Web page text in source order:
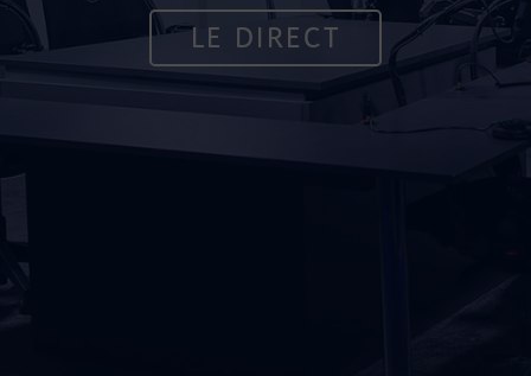
LE DIRECT